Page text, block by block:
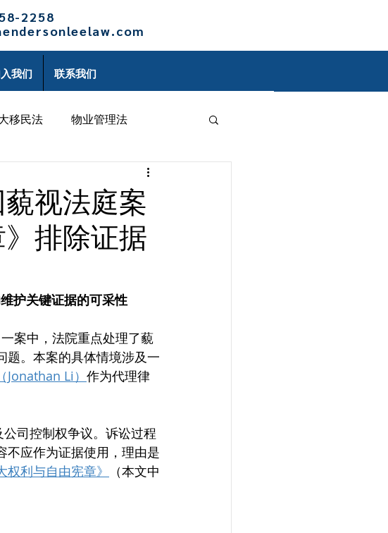
2258
我们 联系我们
移民法 物业管理法
视法庭案
排除证据
护关键证据的可采性
一案中，法院重点处理了藐
题。本案的具体情境涉及一
Li） 作为代理律
司控制权争议。诉讼过程
不应作为证据使用，理由是
权利与自由宪章》
（本文中